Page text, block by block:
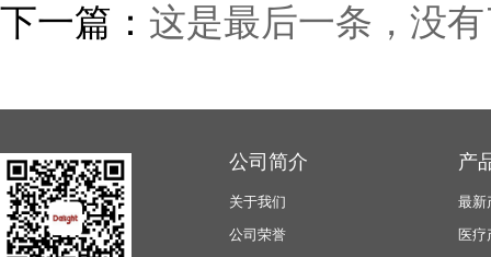
下一篇： 这是最后一条，没
公司简介
关于我们
公司荣誉
产
最新
医疗